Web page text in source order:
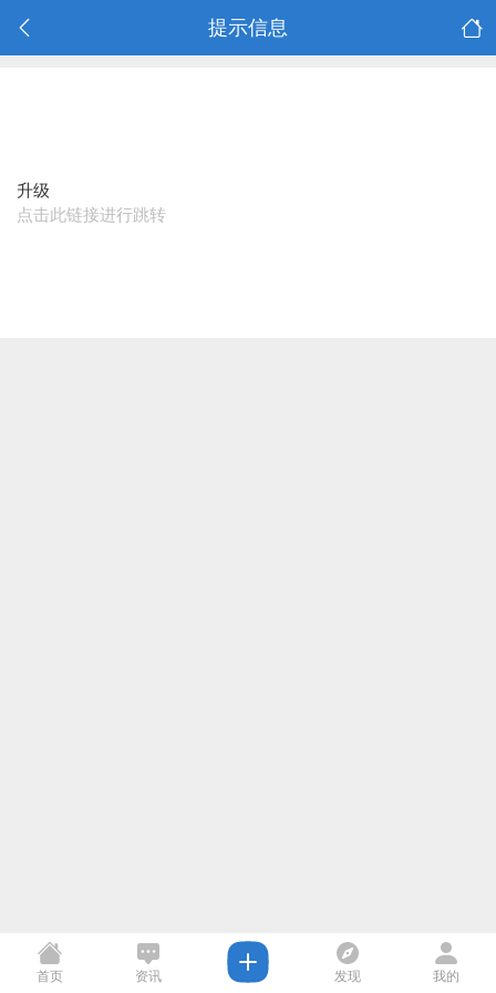
提示信息
升级
点击此链接进行跳转
首页 资讯 发现 我的